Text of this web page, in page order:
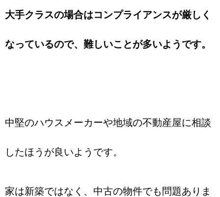
大手クラスの場合はコンプライアンスが厳しく
なっているので、難しいことが多いようです。
中堅のハウスメーカーや地域の不動産屋に相談
したほうが良いようです。
家は新築ではなく、中古の物件でも問題ありま